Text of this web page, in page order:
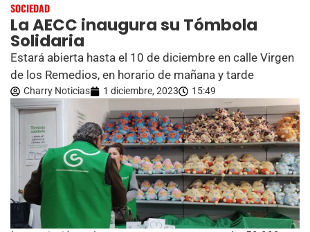
SOCIEDAD
La AECC inaugura su Tómbola
Solidaria
Estará abierta hasta el 10 de diciembre en calle Virgen
de los Remedios, en horario de mañana y tarde
Charry Noticias 1 diciembre, 2023 15:49